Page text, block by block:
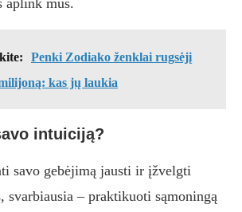
Penki Zodiako ženklai rugsėjį
kas jų laukia
intuiciją?
savo gebėjimą jausti ir įžvelgti
svarbiausia – praktikuoti sąmoningą